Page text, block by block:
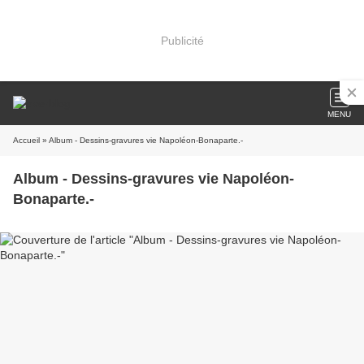
Publicité
MENU
Accueil » Album - Dessins-gravures vie Napoléon-Bonaparte.-
Album - Dessins-gravures vie Napoléon-
Bonaparte.-